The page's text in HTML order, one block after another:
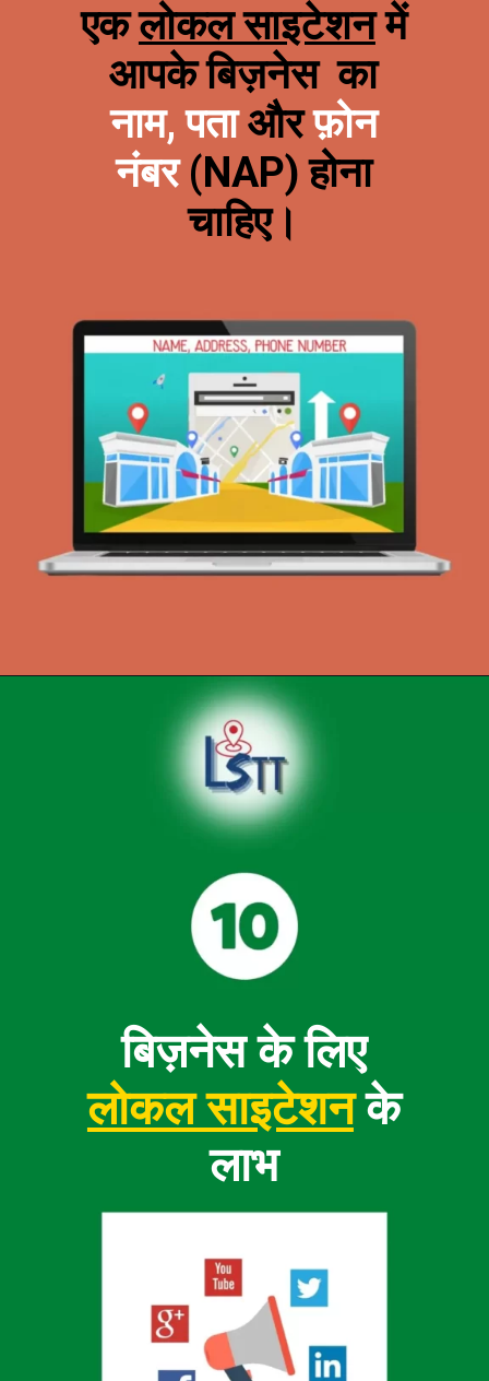
एकलोकल साइटेशनमें
आपके बिज़नेस का
नाम, पताऔरफ़ोन
नंबर(NAP) होना
चाहिए।
बिज़नेस के लिए
लोकल साइटेशनके
लाभ